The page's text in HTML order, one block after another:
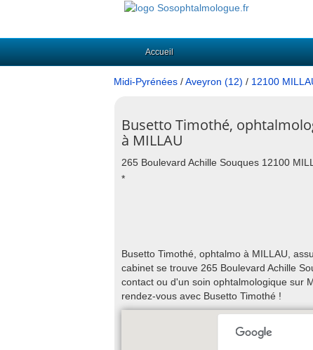
Accueil
Midi-Pyrénées /Aveyron (12) / 12100
Busetto Timothé,
à MILLAU
265 Boulevard Achille Souques 12100
*
Busetto Timothé, ophtalmo à MILLAU,
cabinet se trouve 265 Boulevard Achille
contact ou d'un soin ophtalmologique sur
rendez-vous avec Busetto Timothé !